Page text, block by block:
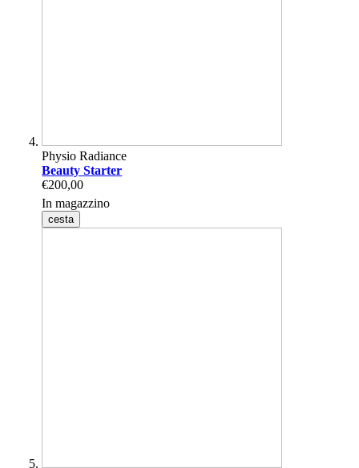
Physio Radiance
Beauty Starter
€200,00
In magazzino
cesta